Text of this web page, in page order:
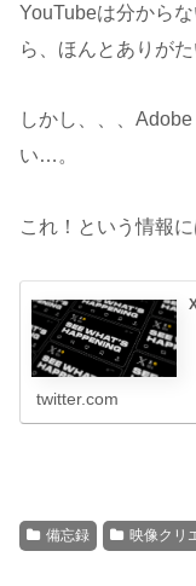
YouTubeは分から
ら、ほんとありがた
しかし、、、
い…。
これ！という情報に
twitter.com
備忘録 映像クリ